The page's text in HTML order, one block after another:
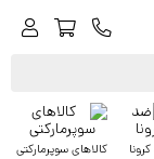
کالاهای سوپرمارکتی